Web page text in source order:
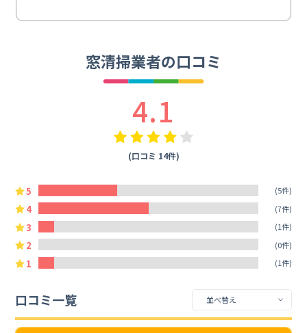
窓清掃業者の口コミ
4.1
(口コミ 14件)
5 (5件)
4 (7件)
3 (1件)
2 (0件)
1 (1件)
口コミ一覧